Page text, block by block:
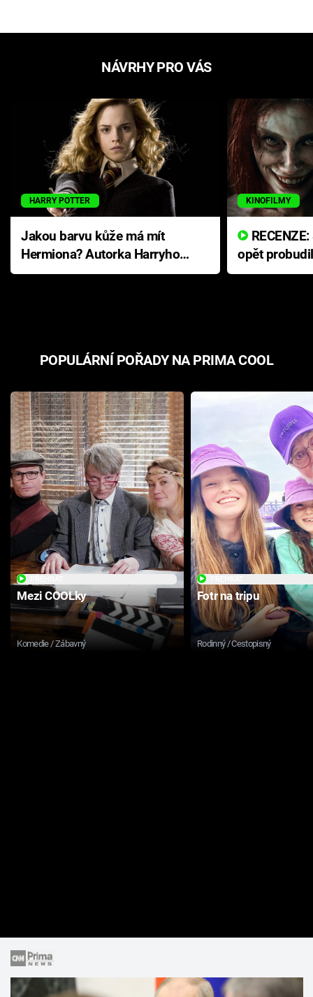
NÁVRHY PRO VÁS
HARRY POTTER
Jakou barvu kůže má mít
Hermiona? Autorka Harryho
Pottera přišla s ráznou
KINOFILMY
opět
přichází s
POPULÁRNÍ POŘADY NA PRIMA COOL
Mezi COOLky
Komedie / Zábavný
Fotr na tripu
Rodinný / Cestopisný